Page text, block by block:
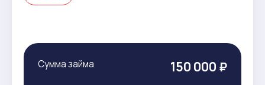
Сумма займа 150 000 ₽